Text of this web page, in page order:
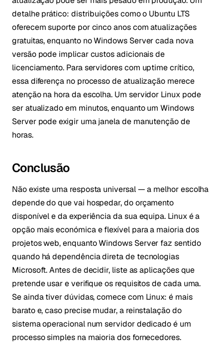
detalhe prático: distribuições como o Ubuntu LTS
oferecem suporte por cinco anos com atualizações
gratuitas, enquanto no Windows Server cada nova
versão pode implicar custos adicionais de
licenciamento. Para servidores com uptime crítico,
essa diferença no processo de atualização merece
atenção na hora da escolha. Um servidor Linux pode
ser atualizado em minutos, enquanto um Windows
Server pode exigir uma janela de manutenção de
horas.
Conclusão
Não existe uma resposta universal — a melhor escolha
depende do que vai hospedar, do orçamento
disponível e da experiência da sua equipa. Linux é a
opção mais económica e flexível para a maioria dos
projetos web, enquanto Windows Server faz sentido
quando há dependência direta de tecnologias
Microsoft. Antes de decidir, liste as aplicações que
pretende usar e verifique os requisitos de cada uma.
Se ainda tiver dúvidas, comece com Linux: é mais
barato e, caso precise mudar, a reinstalação do
sistema operacional num servidor dedicado é um
processo simples na maioria dos fornecedores.